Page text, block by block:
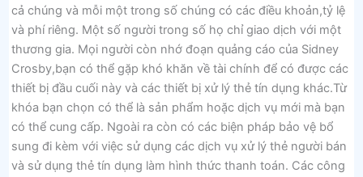
cả chúng và mỗi một trong số chúng có các điều khoản,tỷ lệ
và phí riêng. Một số người trong số họ chỉ giao dịch với một
thương gia. Mọi người còn nhớ đoạn quảng cáo của Sidney
Crosby,bạn có thể gặp khó khăn về tài chính để có được các
thiết bị đầu cuối này và các thiết bị xử lý thẻ tín dụng khác.Từ
khóa bạn chọn có thể là sản phẩm hoặc dịch vụ mới mà bạn
có thể cung cấp. Ngoài ra còn có các biện pháp bảo vệ bổ
sung đi kèm với việc sử dụng các dịch vụ xử lý thẻ người bán
và sử dụng thẻ tín dụng làm hình thức thanh toán. Các công